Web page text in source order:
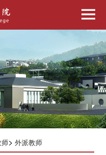
师> 外派教师